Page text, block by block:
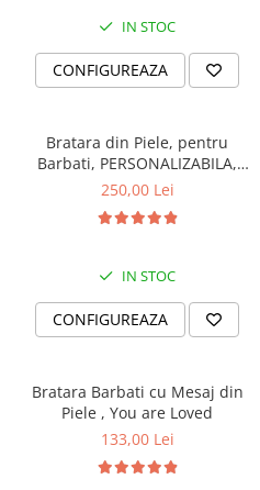
IN STOC
CONFIGUREAZA
Bratara din Piele, pentru
Barbati, PERSONALIZABILA,
Slide Force (casual)
250,00 Lei
IN STOC
CONFIGUREAZA
Bratara Barbati cu Mesaj din
Piele , You are Loved
133,00 Lei